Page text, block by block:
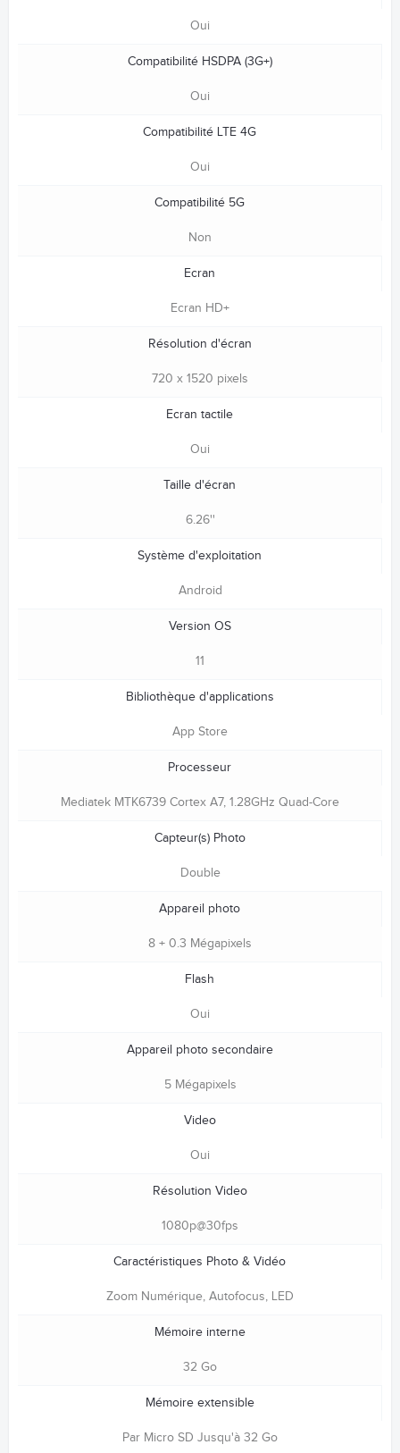
Oui
Compatibilité HSDPA (3G+)
Oui
Compatibilité LTE 4G
Oui
Compatibilité 5G
Non
Ecran
Ecran HD+
Résolution d'écran
720 x 1520 pixels
Ecran tactile
Oui
Taille d'écran
6.26''
Système d'exploitation
Android
Version OS
11
Bibliothèque d'applications
App Store
Processeur
Mediatek MTK6739 Cortex A7, 1.28GHz Quad-Core
Capteur(s) Photo
Double
Appareil photo
8 + 0.3 Mégapixels
Flash
Oui
Appareil photo secondaire
5 Mégapixels
Video
Oui
Résolution Video
1080p@30fps
Caractéristiques Photo & Vidéo
Zoom Numérique, Autofocus, LED
Mémoire interne
32 Go
Mémoire extensible
Par Micro SD Jusqu'à 32 Go